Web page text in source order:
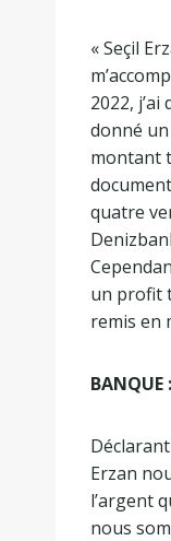
« Seçil
2022,
donné
montant
quatre
un profit
remis en
BANQUE
Erzan
l’argent
nous